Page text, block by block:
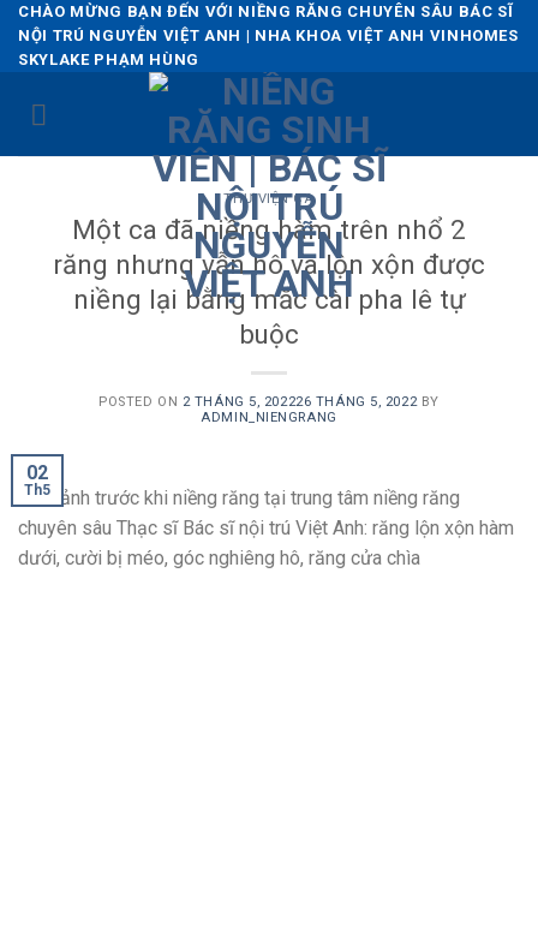
Skip
content
CHÀO MỪNG BẠN ĐẾN VỚI NIỀNG RĂNG CHUYÊN SÂU BÁC SĨ
NỘI TRÚ NGUYỄN VIỆT ANH | NHA KHOA VIỆT ANH VINHOMES
SKYLAKE PHẠM HÙNG
THƯ VIỆN CA
Một ca đã niềng hàm trên nhổ 2
răng nhưng vẫn hô và lộn xộn được
niềng lại bằng mắc cài pha lê tự
buộc
POSTED ON 2 THÁNG 5, 202226 THÁNG 5, 2022 BY
ADMIN_NIENGRANG
02
Th5
Hình ảnh trước khi niềng răng tại trung tâm niềng răng
chuyên sâu Thạc sĩ Bác sĩ nội trú Việt Anh: răng lộn xộn hàm
dưới, cười bị méo, góc nghiêng hô, răng cửa chìa